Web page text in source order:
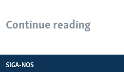
Continue reading
SIGA-NOS